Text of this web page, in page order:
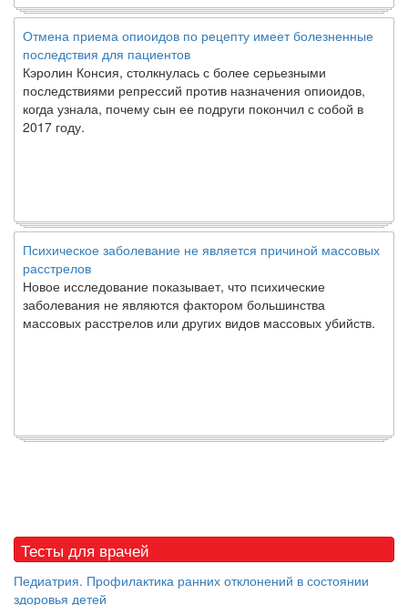
Отмена приема опиоидов по рецепту имеет болезненные
последствия для пациентов
Кэролин Консия, столкнулась с более серьезными
последствиями репрессий против назначения опиоидов,
когда узнала, почему сын ее подруги покончил с собой в
2017 году.
Психическое заболевание не является причиной массовых
расстрелов
Новое исследование показывает, что психические
заболевания не являются фактором большинства
массовых расстрелов или других видов массовых убийств.
Тесты для врачей
Педиатрия. Профилактика ранних отклонений в состоянии
здоровья детей